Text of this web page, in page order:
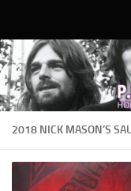
2018 NICK MASON’S